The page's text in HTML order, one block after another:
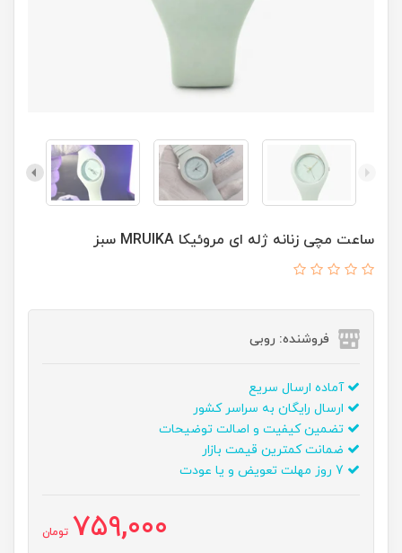
ساعت مچی زنانه ژله ای مروئيکا MRUIKA سبز
فروشنده: روبی
آماده ارسال سریع
ارسال رایگان به سراسر کشور
تضمین کیفیت و اصالت توضیحات
ضمانت کمترین قیمت بازار
759,000 تومان